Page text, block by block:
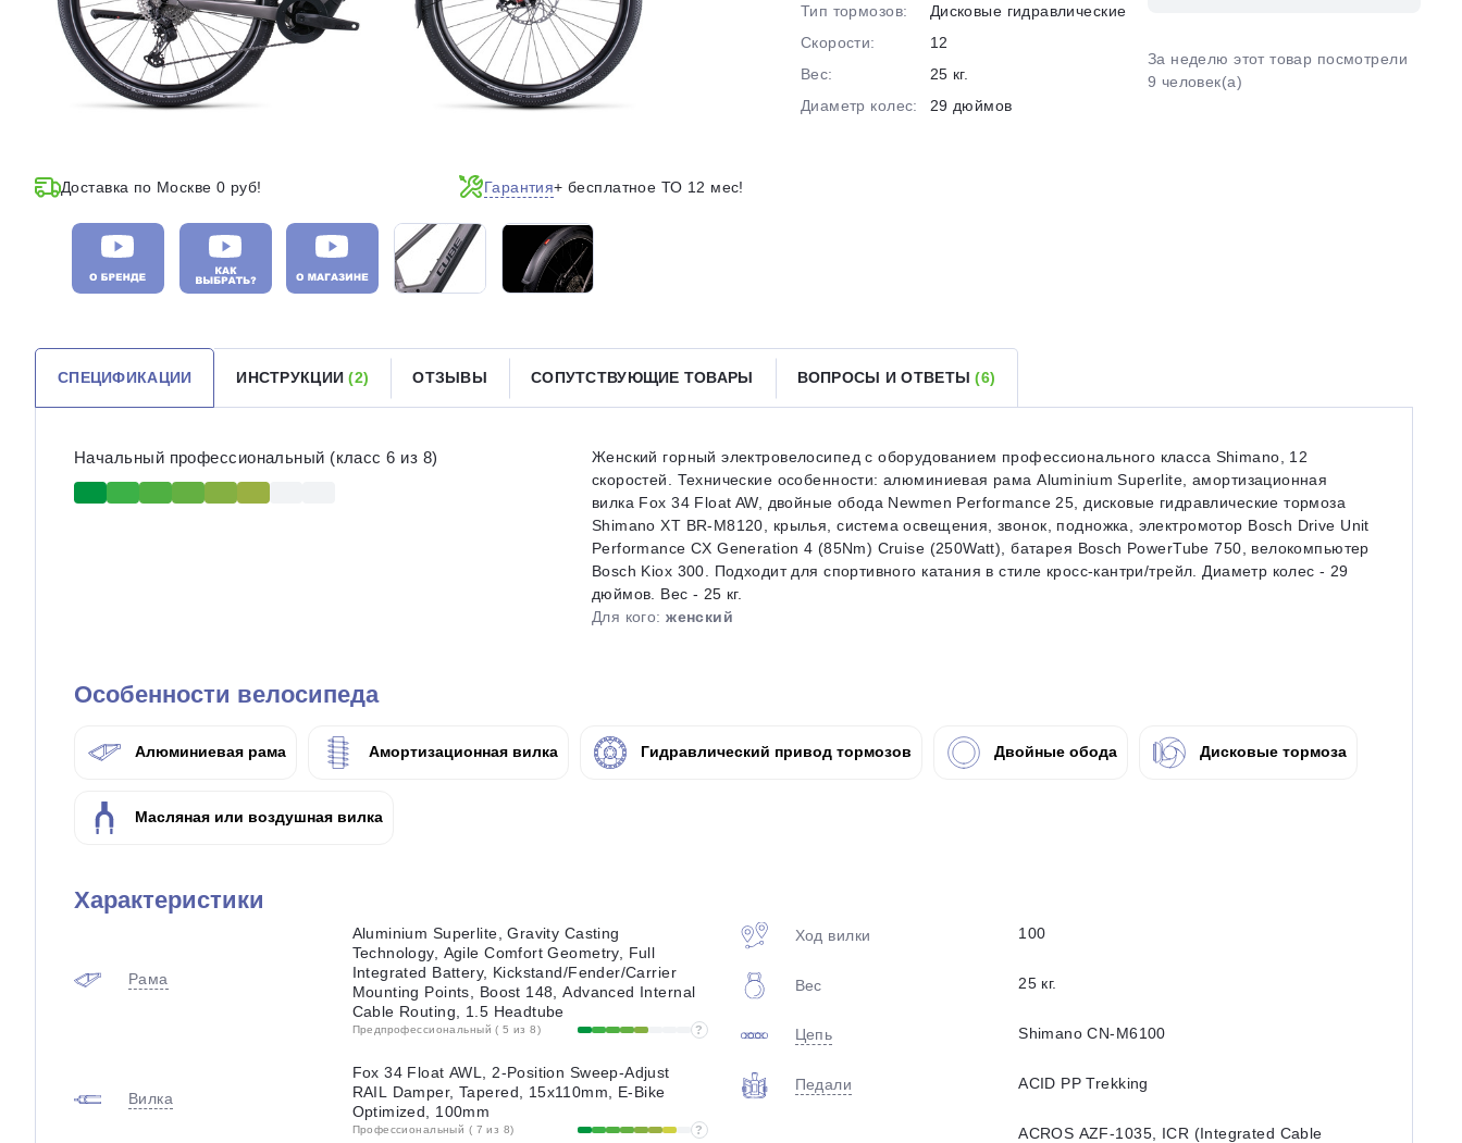
Доставка по Москве 0 руб! Гарантия+ бесплатное ТО 12 мес!
Тип тормозов:
Дисковые гидравлические
Скорости:
12
Вес:
25 кг.
Диаметр колес:
29 дюймов
За неделю этот товар посмотрели
9 человек(а)
СПЕЦИФИКАЦИИ ИНСТРУКЦИИ(2) ОТЗЫВЫ СОПУТСТВУЮЩИЕ ТОВАРЫ ВОПРОСЫ И ОТВЕТЫ(6)
Начальный профессиональный (класс 6 из 8)
Женский горный электровелосипед с оборудованием профессионального класса Shimano, 12
скоростей. Технические особенности: алюминиевая рама Aluminium Superlite, амортизационная
вилка Fox 34 Float AW, двойные обода Newmen Performance 25, дисковые гидравлические тормоза
Shimano XT BR-M8120, крылья, система освещения, звонок, подножка, электромотор Bosch Drive Unit
Performance CX Generation 4 (85Nm) Cruise (250Watt), батарея Bosch PowerTube 750, велокомпьютер
Bosch Kiox 300. Подходит для спортивного катания в стиле кросс-кантри/трейл. Диаметр колес - 29
дюймов. Вес - 25 кг.
Для кого:женский
Особенности велосипеда
Алюминиевая рама Амортизационная вилка Гидравлический привод тормозов Двойные обода Дисковые тормоза
Масляная или воздушная вилка
Характеристики
Рама
Aluminium Superlite, Gravity Casting
Technology, Agile Comfort Geometry, Full
Integrated Battery, Kickstand/Fender/Carrier
Mounting Points, Boost 148, Advanced Internal
Cable Routing, 1.5 Headtube
Предпрофессиональный ( 5 из 8) ?
Вилка
Fox 34 Float AWL, 2-Position Sweep-Adjust
RAIL Damper, Tapered, 15x110mm, E-Bike
Optimized, 100mm
Профессиональный ( 7 из 8) ?
Ход вилки 100
Вес 25 кг.
Цепь Shimano CN-M6100
Педали ACID PP Trekking
ACROS AZF-1035, ICR (Integrated Cable
25%
Оплачивайте сегодня только
25% картой любого банка
Подробнееоб оплате Плайтом
раз в 2 недели
8 800 302-02-51